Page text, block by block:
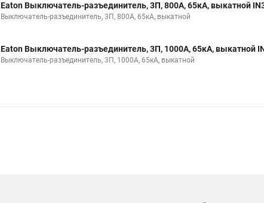
Eaton Выключатель-разъединитель, 3П, 800А, 65кА, выкатной
Выключатель-разъединитель, 3П, 800А, 65кА, выкатной
Eaton Выключатель-разъединитель, 3П, 1000А, 65кА, выкатной
Выключатель-разъединитель, 3П, 1000А, 65кА, выкатной